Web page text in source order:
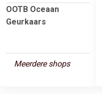
OOTB Oceaan
Geurkaars
Meerdere shops